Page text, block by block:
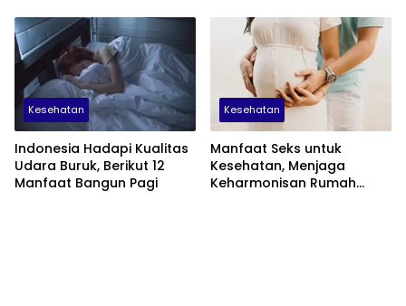
Kesehatan
Indonesia Hadapi Kualitas
Udara Buruk, Berikut 12
Manfaat Bangun Pagi
Kesehatan
Manfaat Seks untuk
Kesehatan, Menjaga
Keharmonisan Rumah